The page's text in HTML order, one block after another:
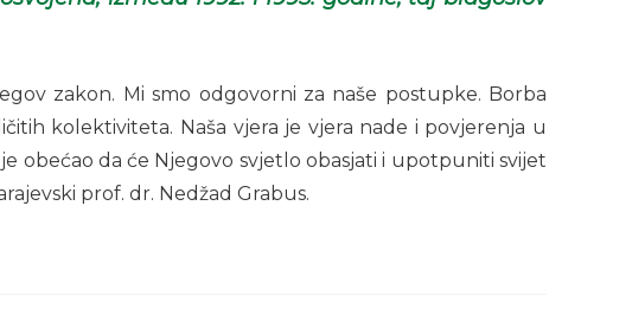
zakon. Mi smo odgovorni za naše postupke. Borba
kolektiviteta. Naša vjera je vjera nade i povjerenja u
obećao da će Njegovo svjetlo obasjati i upotpuniti svijet
prof. dr. Nedžad Grabus.